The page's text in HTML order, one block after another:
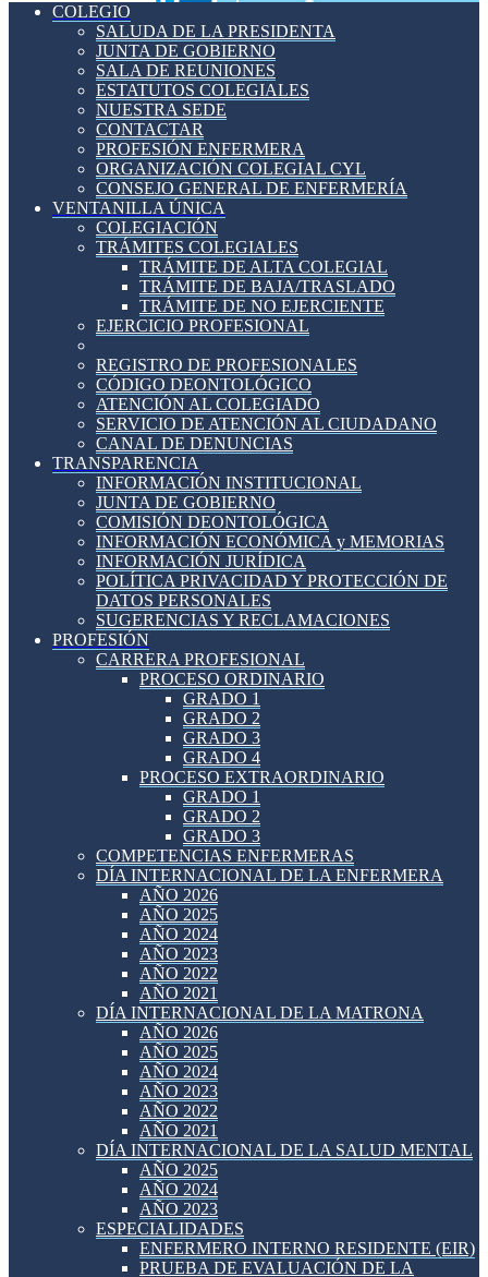
COLEGIO
SALUDA DE LA PRESIDENTA
JUNTA DE GOBIERNO
SALA DE REUNIONES
ESTATUTOS COLEGIALES
NUESTRA SEDE
CONTACTAR
PROFESIÓN ENFERMERA
ORGANIZACIÓN COLEGIAL CYL
CONSEJO GENERAL DE ENFERMERÍA
VENTANILLA ÚNICA
COLEGIACIÓN
TRÁMITES COLEGIALES
TRÁMITE DE ALTA COLEGIAL
TRÁMITE DE BAJA/TRASLADO
TRÁMITE DE NO EJERCIENTE
EJERCICIO PROFESIONAL
REGISTRO DE PROFESIONALES
CÓDIGO DEONTOLÓGICO
ATENCIÓN AL COLEGIADO
SERVICIO DE ATENCIÓN AL CIUDADANO
CANAL DE DENUNCIAS
TRANSPARENCIA
INFORMACIÓN INSTITUCIONAL
JUNTA DE GOBIERNO
COMISIÓN DEONTOLÓGICA
INFORMACIÓN ECONÓMICA y MEMORIAS
INFORMACIÓN JURÍDICA
POLÍTICA PRIVACIDAD Y PROTECCIÓN DE
DATOS PERSONALES
SUGERENCIAS Y RECLAMACIONES
PROFESIÓN
CARRERA PROFESIONAL
PROCESO ORDINARIO
GRADO 1
GRADO 2
GRADO 3
GRADO 4
PROCESO EXTRAORDINARIO
GRADO 1
GRADO 2
GRADO 3
COMPETENCIAS ENFERMERAS
DÍA INTERNACIONAL DE LA ENFERMERA
AÑO 2026
AÑO 2025
AÑO 2024
AÑO 2023
AÑO 2022
AÑO 2021
DÍA INTERNACIONAL DE LA MATRONA
AÑO 2026
AÑO 2025
AÑO 2024
AÑO 2023
AÑO 2022
AÑO 2021
DÍA INTERNACIONAL DE LA SALUD MENTAL
AÑO 2025
AÑO 2024
AÑO 2023
ESPECIALIDADES
ENFERMERO INTERNO RESIDENTE (EIR)
PRUEBA DE EVALUACIÓN DE LA